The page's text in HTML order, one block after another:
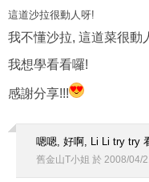
這道沙拉很動人呀!
我不懂沙拉, 這道菜很動
我想學看看囉!
感謝分享!!!
嗯嗯, 好啊, Li Li try try
舊金山T小姐 於 2008/04/